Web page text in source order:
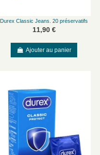
Durex Classic Jeans. 20 préservatifs
11,90 €
Ajouter au panier